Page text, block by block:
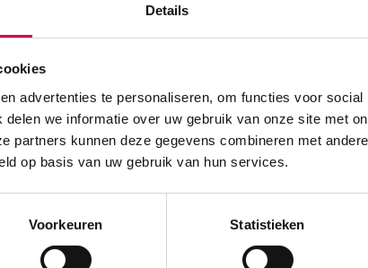
Details
advertenties te personaliseren, om functies voor
we informatie over uw gebruik van onze site met
partners kunnen deze gegevens combineren met
op basis van uw gebruik van hun services.
Voorkeuren Statistieken
te beoordelen